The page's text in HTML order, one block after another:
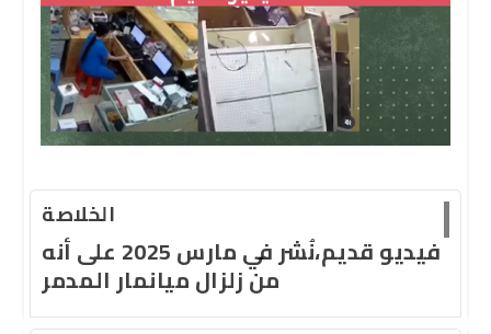
الخلاصة
فيديو قديم،نُشر في مارس 2025 على أنه
من زلزال ميانمار المدمر